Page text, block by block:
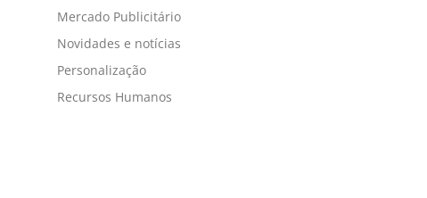
Mercado Publicitário
Novidades e notícias
Personalização
Recursos Humanos